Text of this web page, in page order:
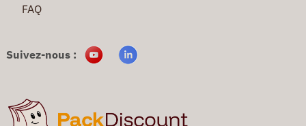
FAQ
Suivez-nous :